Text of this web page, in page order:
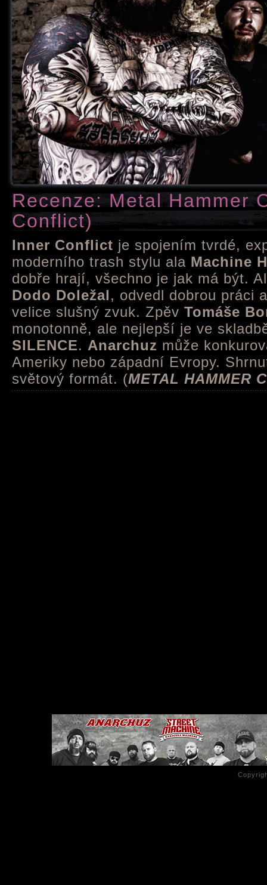
Recenze: Metal Hammer
Conflict)
Inner Conflict je spojením tvrdé,
moderního trash stylu ala Machine
dobře hrají, všechno je jak má být.
Dodo Doležal, odvedl dobrou práci
velice slušný zvuk. Zpěv Tomáše
monotonně, ale nejlepší je ve
SILENCE. Anarchuz může
Ameriky nebo západní Evropy.
světový formát. (METAL HAMMER